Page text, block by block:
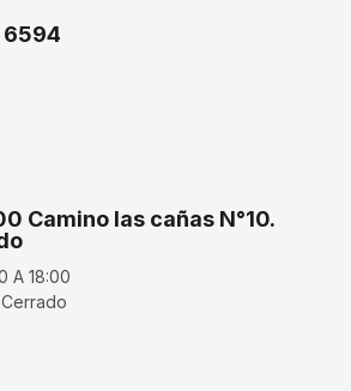
6594
Camino las cañas N°10.
A 18:00